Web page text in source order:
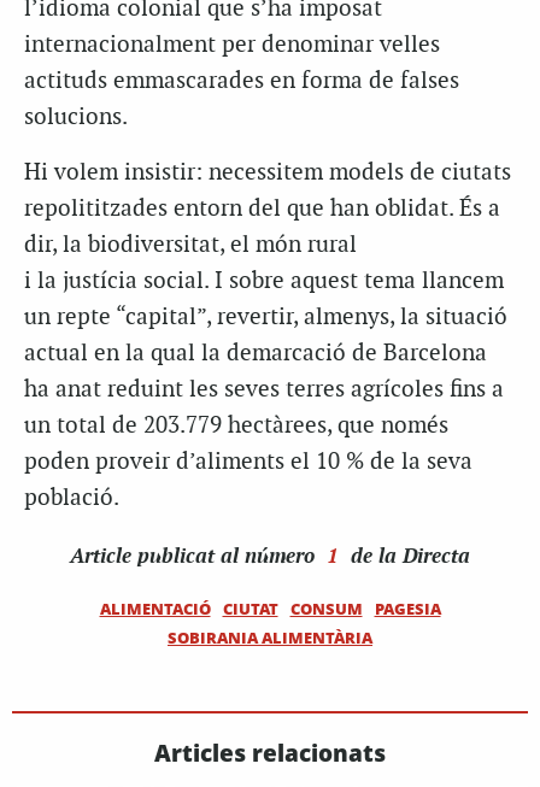
l’idioma colonial que s’ha imposat
internacionalment per denominar velles
actituds emmascarades en forma de falses
solucions.
Hi volem insistir: necessitem models de ciutats
repolititzades entorn del que han oblidat. És a
dir, la biodiversitat, el món rural
i la justícia social. I sobre aquest tema llancem
un repte “capital”, revertir, almenys, la situació
actual en la qual la demarcació de Barcelona
ha anat reduint les seves terres agrícoles fins a
un total de 203.779 hectàrees, que només
poden proveir d’aliments el 10 % de la seva
població.
Article publicat al número 1 de la Directa
ALIMENTACIÓ CIUTAT CONSUM
PAGESIA
SOBIRANIA ALIMENTÀRIA
Articles relacionats